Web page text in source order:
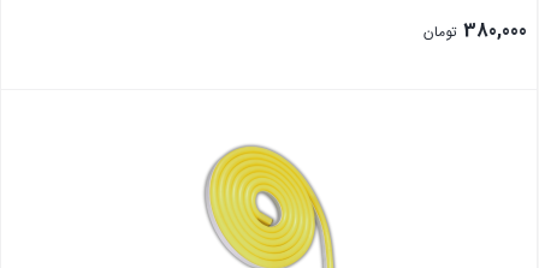
380,000 تومان